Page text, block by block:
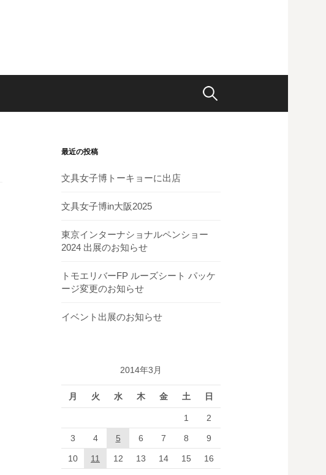
検
最近の投稿
文具女子博トーキョーに出店
文具女子博in大阪2025
東京インターナショナルペンショー
2024 出展のお知らせ
トモエリバーFP ルーズシート パッケ
ージ変更のお知らせ
イベント出展のお知らせ
2014年3月
月 火 水 木 金 土 日
1 2
3 4 5 6 7 8 9
10 11 12 13 14 15 16